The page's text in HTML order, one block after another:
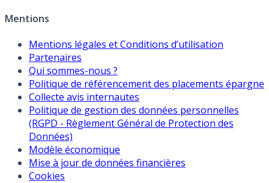
Mentions
Mentions légales et Conditions d’utilisation
Partenaires
Qui sommes-nous ?
Politique de référencement des placements épargne
Collecte avis internautes
Politique de gestion des données personnelles
(RGPD - Règlement Général de Protection des
Données)
Modèle économique
Mise à jour de données financières
Cookies